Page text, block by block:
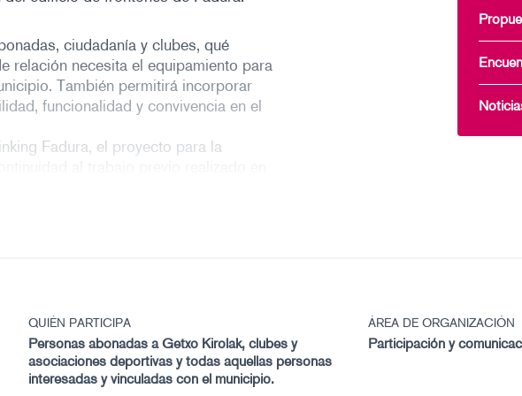
ciudadanía y clubes, qué
relación necesita el equipamiento para
También permitirá incorporar
funcionalidad y convivencia en el
Fadura, el proyecto para la
y sus instalaciones, que permitió
vinculadas a distintas
uso del espacio. Para ello, se
tanto a agentes vinculados
conjunto de la ciudadanía interesada.
QUIÉN PARTICIPA
Personas abonadas a Getxo Kirolak, clubes y
asociaciones deportivas y todas aquellas personas
interesadas y vinculadas con el municipio.
ÁREA DE ORGANIZACIÓN
Participación y